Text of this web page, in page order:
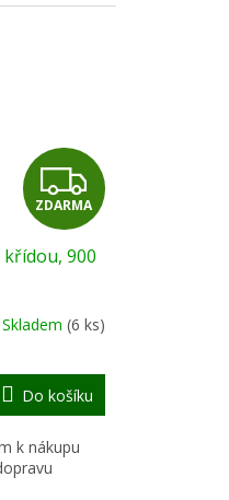
Z
D
A
R
M
A
ZDARMA
900
Skladem (6 ks)
Do košíku
k nákupu